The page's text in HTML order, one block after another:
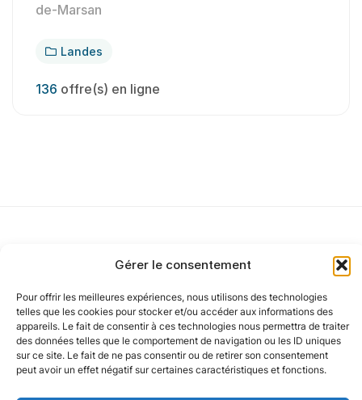
Gérer le consentement
Pour offrir les meilleures expériences, nous utilisons des technologies
telles que les cookies pour stocker et/ou accéder aux informations des
appareils. Le fait de consentir à ces technologies nous permettra de traiter
des données telles que le comportement de navigation ou les ID uniques
sur ce site. Le fait de ne pas consentir ou de retirer son consentement
peut avoir un effet négatif sur certaines caractéristiques et fonctions.
de-Marsan
Landes
136 offre(s) en ligne
Nos agences